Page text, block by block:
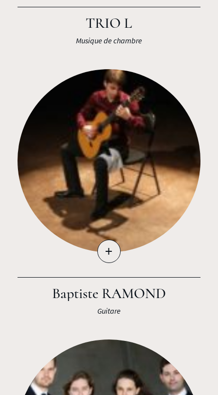
TRIO L
Musique de chambre
+
Baptiste RAMOND
Guitare